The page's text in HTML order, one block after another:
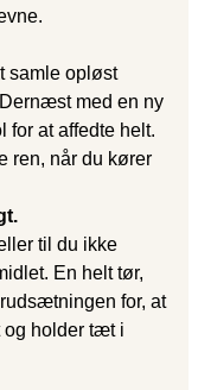
samle opløst
med en ny
for at affedte helt.
ren, når du kører
til du ikke
En helt tør,
for, at
og holder tæt i